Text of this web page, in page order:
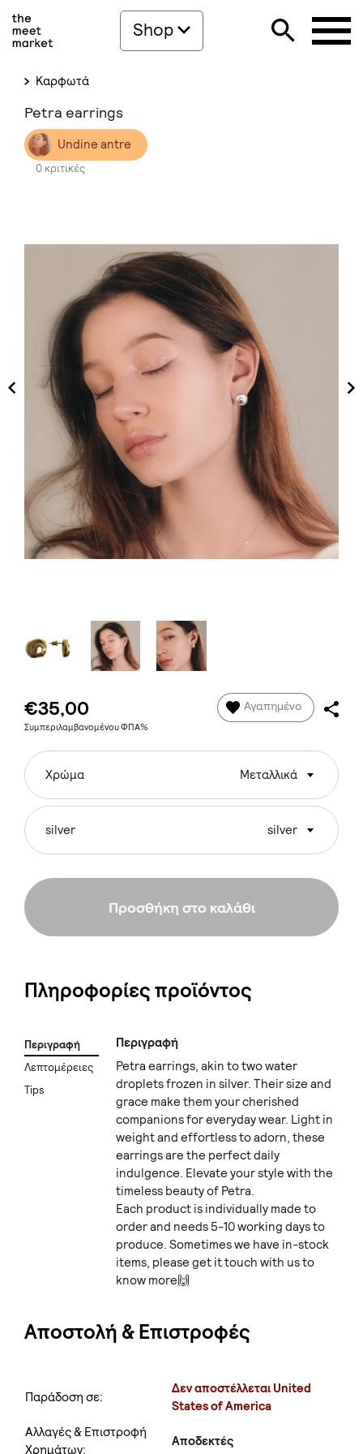
Shop
Καρφωτά
Petra earrings
Undine antre
0 κριτικές
€35,00
Συμπεριλαμβανομένου ΦΠΑ%
Αγαπημένο
Χρώμα Μεταλλικά
silver silver
Προσθήκη στο καλάθι
Πληροφορίες προϊόντος
Περιγραφή
Λεπτομέρειες
Tips
Περιγραφή
Petra earrings, akin to two water
droplets frozen in silver. Their size and
grace make them your cherished
companions for everyday wear. Light in
weight and effortless to adorn, these
earrings are the perfect daily
indulgence. Elevate your style with the
timeless beauty of Petra.
Each product is individually made to
order and needs 5-10 working days to
produce. Sometimes we have in-stock
items, please get it touch with us to
know more🙌
Αποστολή & Επιστροφές
Παράδοση σε:
Δεν αποστέλλεται United
States of America
Αλλαγές & Επιστροφή
Χρημάτων:
Αποδεκτές